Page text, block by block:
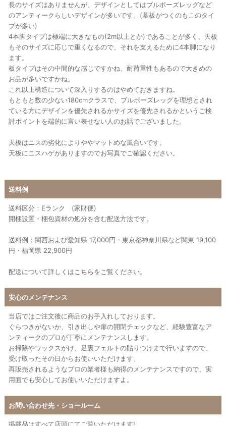
長のサイズはありませんが、デザインとしてはブルボーズレッグなど
のアンティークらしいデザインが多いです。(幕板がつくのもこのタイ
プが多い)
4本脚タイプは極端に大きなもの(2m以上とか)であることが多く、天板
もそのサイズに応じで重くなるので、それを支えるために4本脚になり
ます。
板タイプはその中間的な感じですかね、耐荷重性もあるので大きめの
お品が多いですかね。
これ以上構造について深入りするのはやめておきますね。
もともと数の少ない180cmクラスで、ブルボーズレッグを理想とされ
ている方にデザインを優先されるかサイズを優先されるかというご検
討ポイントを端的に言い表せない人のお話でございました。
天板はニスの劣化によりややマットめな風合いです。
天板にニスハゲがありますのでお写真でご確認ください。
送料例
送料区分：Eランク (家財便)
開梱設置・梱包資材の処分を含む配送方法です。
送料例：関西および愛知県 17,000円・東京都神奈川県など関東 19,100
円・福岡県 22,900円
配送について詳しくは こちらをご覧ください。
安心のメンテナンス
当店ではご注文後に商品のお手入れしております。
ぐらつきがないか、引き出しや扉の開閉チェックなど、経験豊富なア
ンティークのプロが丁寧にメンテナンスします。
お掃除やワックスがけ、足裏フェルトの貼りつけまで行いますので、
受け取ったその日からお使いいただけます。
再販売されるようなプロの業者様も納得のメンテナンスですので、実
用面でも安心してお使いいただけますよ。
お問い合わせ先・ショールーム
掲載品はすべて店頭にてご覧いただけます!